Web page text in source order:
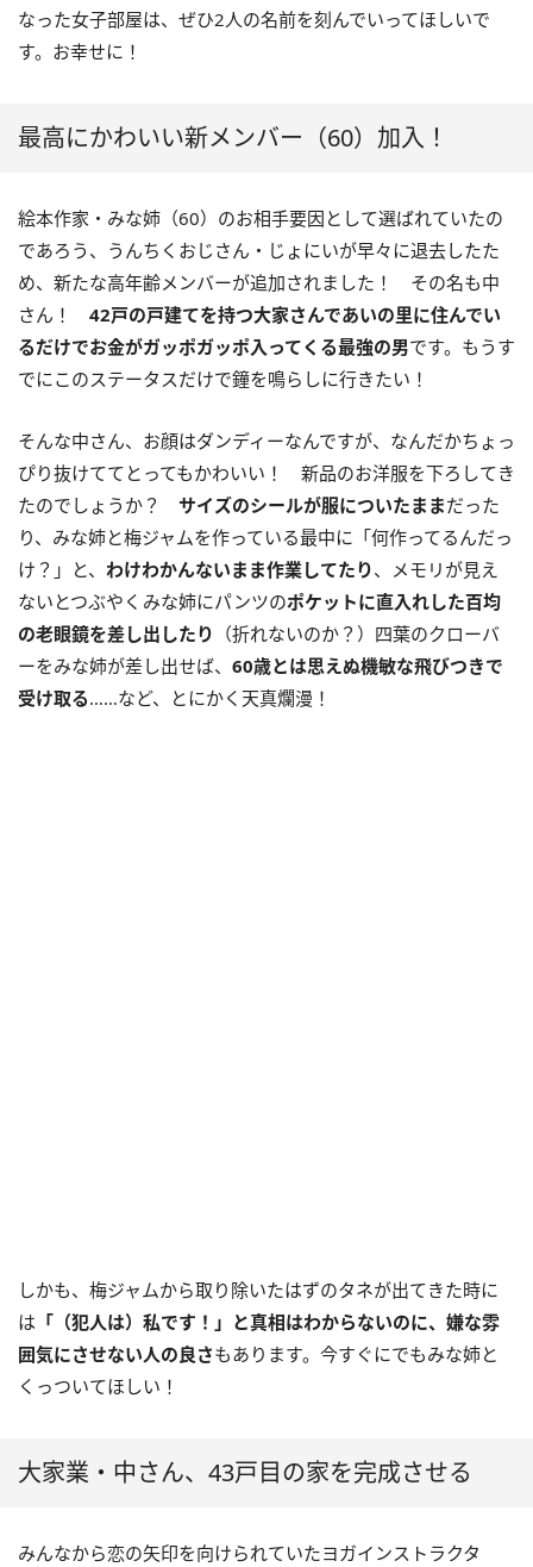
なった女子部屋は、ぜひ2人の名前を刻んでいってほしいで
す。お幸せに！
最高にかわいい新メンバー（60）加入！
絵本作家・みな姉（60）のお相手要因として選ばれていたの
であろう、うんちくおじさん・じょにいが早々に退去したた
め、新たな高年齢メンバーが追加されました！ その名も中
さん！ 42戸の戸建てを持つ大家さんであいの里に住んでい
るだけでお金がガッポガッポ入ってくる最強の男です。もうす
でにこのステータスだけで鐘を鳴らしに行きたい！
そんな中さん、お顔はダンディーなんですが、なんだかちょっ
ぴり抜けててとってもかわいい！ 新品のお洋服を下ろしてき
たのでしょうか？ サイズのシールが服についたままだった
り、みな姉と梅ジャムを作っている最中に「何作ってるんだっ
け？」と、 わけわかんないまま作業してたり、メモリが見え
ないとつぶやくみな姉にパンツのポケットに直入れした百均
の老眼鏡を差し出したり （折れないのか？）四葉のクローバ
ーをみな姉が差し出せば、 60歳とは思えぬ機敏な飛びつきで
受け取る……など、とにかく天真爛漫！
しかも、梅ジャムから取り除いたはずのタネが出てきた時に
は 「（犯人は）私です！」と真相はわからないのに、嫌な雰
囲気にさせない人の良さもあります。今すぐにでもみな姉と
くっついてほしい！
大家業・中さん、43戸目の家を完成させる
みんなから恋の矢印を向けられていたヨガインストラクタ